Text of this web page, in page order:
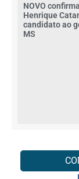
NOVO
Henrique
candidato ao
MS